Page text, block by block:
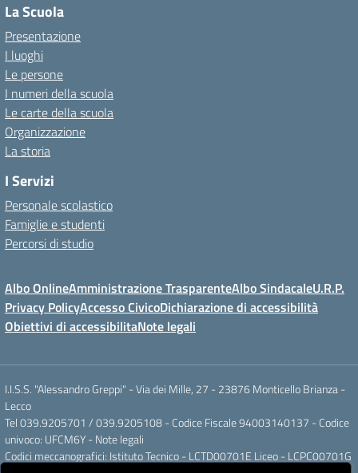
La Scuola
Presentazione
I luoghi
Le persone
I numeri della scuola
Le carte della scuola
Organizzazione
La storia
I Servizi
Personale scolastico
Famiglie e studenti
Percorsi di studio
Albo OnlineAmministrazione TrasparenteAlbo SindacaleU.R.P.
Privacy PolicyAccesso CivicoDichiarazione di accessibilità
Obiettivi di accessibilitaNote legali
I.I.S.S. "Alessandro Greppi" - Via dei Mille, 27 - 23876 Monticello Brianza -
Lecco
Tel 039.9205701 / 039.9205108 - Codice Fiscale 94003140137 - Codice
univoco: UFCM6Y - Note legali
Codici meccanografici: Istituto Tecnico - LCTD00701E Liceo - LCPC00701G